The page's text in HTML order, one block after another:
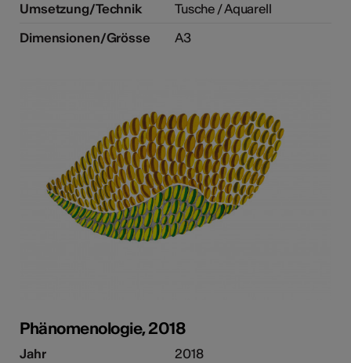
Umsetzung/Technik
Tusche / Aquarell
Dimensionen/Grösse
A3
Phänomenologie, 2018
Jahr
2018